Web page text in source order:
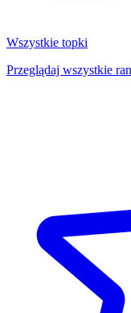
Wszystkie topki
Przeglądaj wszystkie